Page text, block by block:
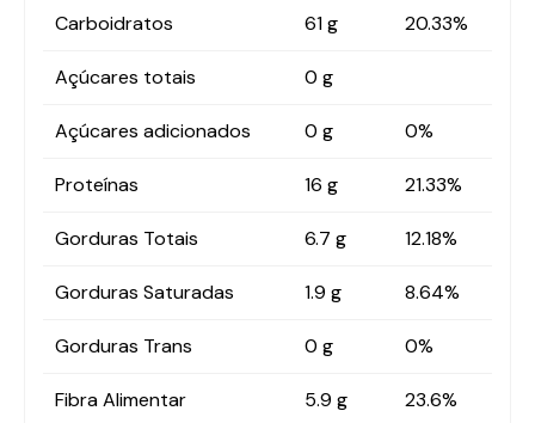
Carboidratos 61 g 20.33%
Açúcares totais 0 g
Açúcares adicionados 0 g 0%
Proteínas 16 g 21.33%
Gorduras Totais 6.7 g 12.18%
Gorduras Saturadas 1.9 g 8.64%
Gorduras Trans 0 g 0%
Fibra Alimentar 5.9 g 23.6%